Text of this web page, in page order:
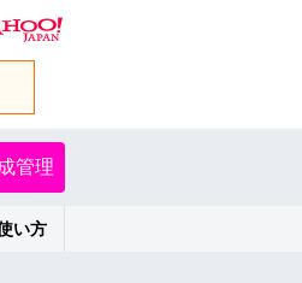
管理
い方